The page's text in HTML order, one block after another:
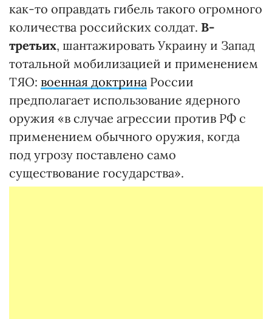
как-то оправдать гибель такого огромного
количества российских солдат. В-
третьих, шантажировать Украину и Запад
тотальной мобилизацией и применением
ТЯО: военная доктрина России
предполагает использование ядерного
оружия «в случае агрессии против РФ с
применением обычного оружия, когда
под угрозу поставлено само
существование государства».